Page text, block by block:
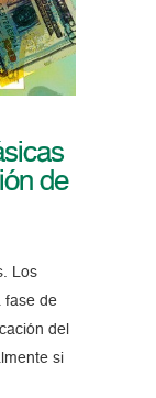
de
Los
fase de
del
si